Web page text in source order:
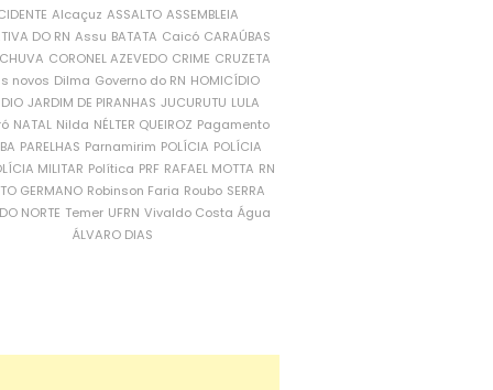
Alcaçuz ASSALTO ASSEMBLEIA
DO RN Assu BATATA Caicó CARAÚBAS
CORONEL AZEVEDO CRIME CRUZETA
novos Dilma Governo do RN HOMICÍDIO
JARDIM DE PIRANHAS JUCURUTU LULA
NATAL Nilda NÉLTER QUEIROZ Pagamento
PARELHAS Parnamirim POLÍCIA POLÍCIA
MILITAR Política PRF RAFAEL MOTTA RN
GERMANO Robinson Faria Roubo SERRA
NORTE Temer UFRN Vivaldo Costa Água
ÁLVARO DIAS